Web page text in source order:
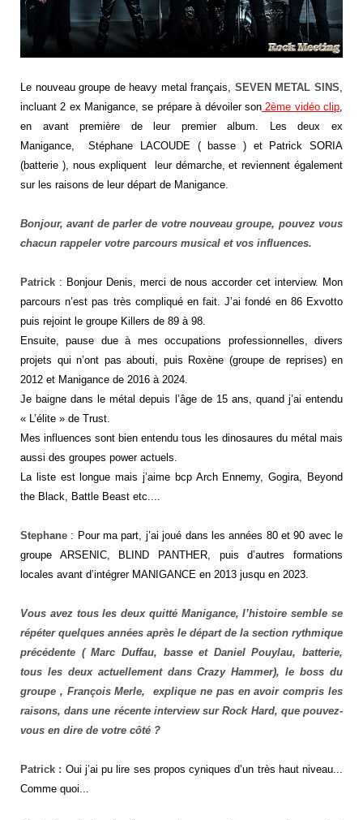
Le nouveau groupe de heavy metal français, SEVEN METAL SINS
incluant 2 ex Manigance, se prépare à dévoiler son2ème vidéo clip
en avant première de leur premier album. Les deux ex
Manigance,
Stéphane LACOUDE ( basse ) et Patrick SORIA
(batterie ), nous expliquent leur démarche, et reviennent également
sur les raisons de leur départ de Manigance.
Bonjour, avant de parler de votre nouveau groupe, pouvez vous
chacun rappeler votre parcours musical et vos influences.
Patrick : Bonjour Denis, merci de nous accorder cet interview. Mon
parcours n’est pas très compliqué en fait. J’ai fondé en 86 Exvotto
puis rejoint le groupe Killers de 89 à 98.
Ensuite, pause due à mes occupations professionnelles, divers
projets qui n’ont pas abouti, puis Roxène (groupe de reprises) en
2012 et Manigance de 2016 à 2024.
Je baigne dans le métal depuis l’âge de 15 ans, quand j’ai entendu
« L’élite » de Trust.
Mes influences sont bien entendu tous les dinosaures du métal mais
aussi des groupes power actuels.
La liste est longue mais j’aime bcp Arch Ennemy, Gogira, Beyond
the Black, Battle Beast etc....
Stephane : Pour ma part, j’ai joué dans les années 80 et 90 avec le
groupe ARSENIC, BLIND PANTHER, puis d’autres formations
locales avant d’intégrer MANIGANCE en 2013 jusqu en 2023.
Vous avez tous les deux quitté Manigance, l’histoire semble se
répéter quelques années après le départ de la section rythmique
précédente ( Marc Duffau, basse et Daniel Pouylau, batterie,
tous les deux actuellement dans Crazy Hammer), le boss du
groupe , François Merle, explique ne pas en avoir compris les
raisons, dans une récente interview sur Rock Hard, que pouvez-
vous en dire de votre côté ?
Patrick : Oui j’ai pu lire ses propos cyniques d’un très haut niveau...
Comme quoi...